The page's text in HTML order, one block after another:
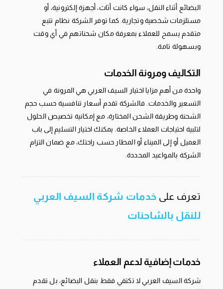
البضائع أثناء النقل، سواء كانت أثاث، أجهزة إلكترونية، أو
مستلزمات شخصية وتجارية. كما توفر الشركة نظام تتبع
متقدم يسمح للعملاء بمعرفة مكان شحناتهم في أي وقت
وبسهولة تامة.
التكاليف ومرونة الخدمات
واحدة من أهم مزايا اختيار السيف العربي هي المرونة في
التسعير والخدمات. فالشركة تقدم أسعار تنافسية حسب حجم
الشحنة وطريقة الشحن المختارة، مع إمكانية تخصيص الحلول
لتلبية احتياجات العملاء الخاصة. يمكنك اختيار التسليم إلى باب
العميل أو إلى الميناء أو المطار حسب راحتك، مع ضمان التزام
الشركة بالمواعيد المحددة.
تعرف على خدمات شركة السيف العربي
للنقل بالشاحنات
خدمات إضافية لدعم العملاء
شركة السيف العربي لا تكتفي فقط بنقل البضائع، بل تقدم